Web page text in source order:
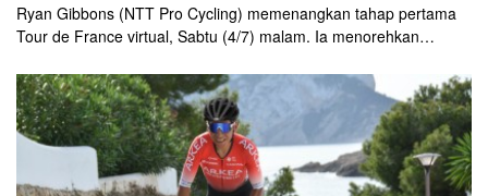
Ryan Gibbons (NTT Pro Cycling) memenangkan tahap pertama
Tour de France virtual, Sabtu (4/7) malam. Ia menorehkan
tersebut mengalahkan nama-nama hebat seperti Greg Van
Avermaet dan Mathieu van der Poel dalam adu sprint menjelang
finis.